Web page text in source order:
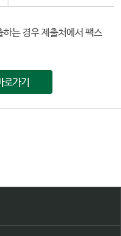
는 경우 제출처에서 팩스
가기